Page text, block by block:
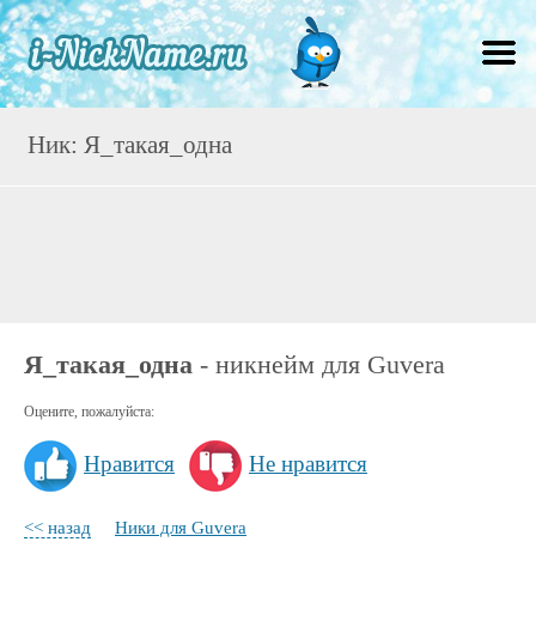
Ник: Я_такая_одна
Я_такая_одна - никнейм для Guvera
Оцените, пожалуйста:
Нравится Не нравится
<< назад Ники для Guvera